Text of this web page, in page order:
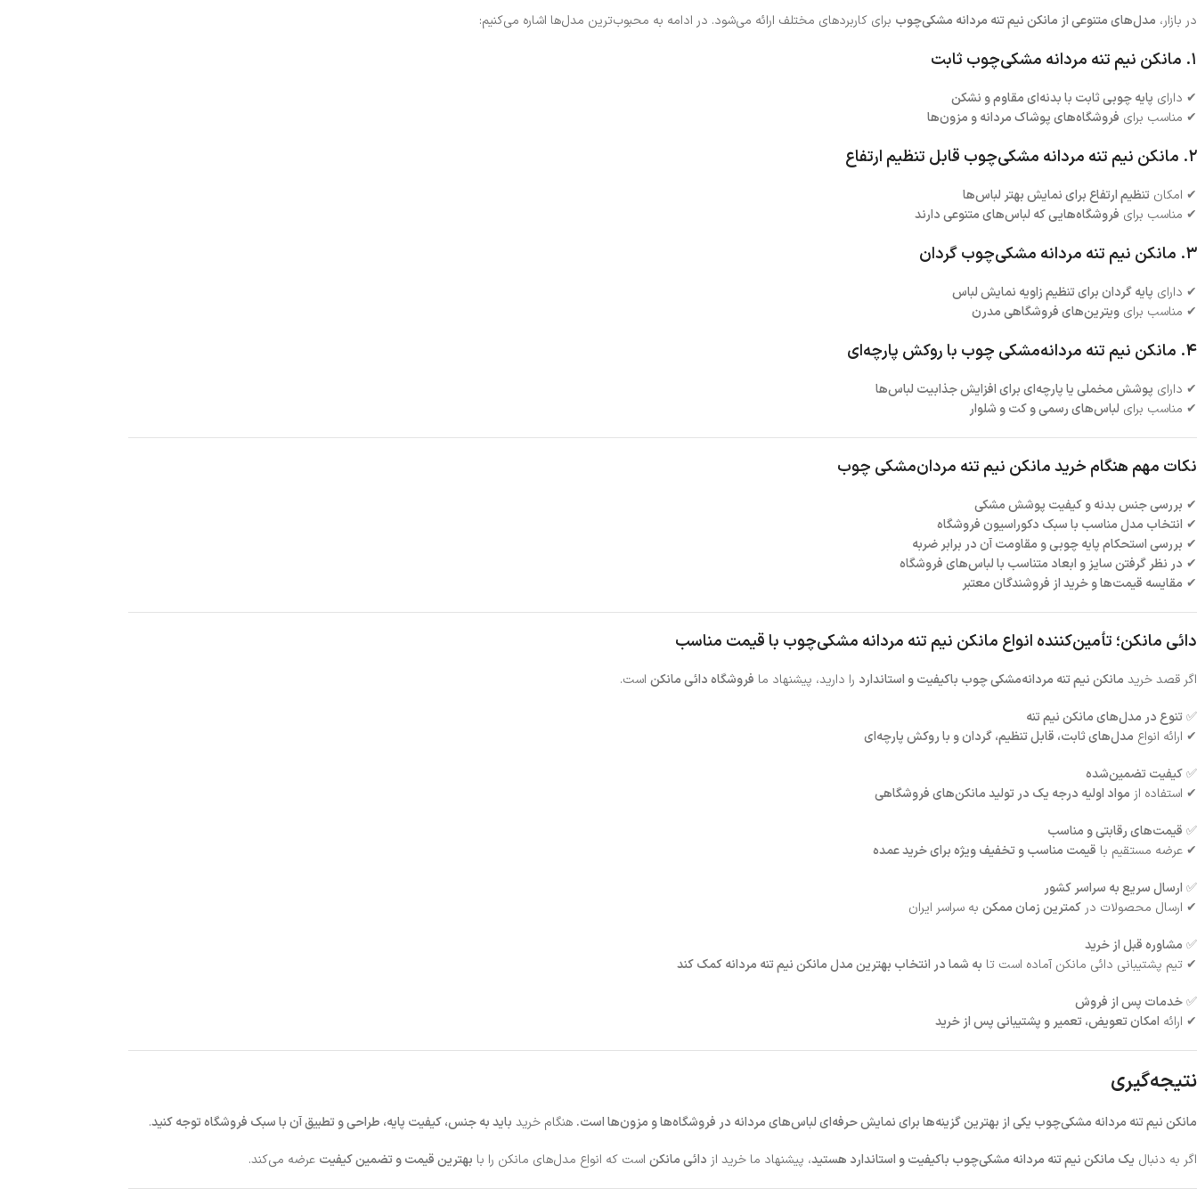
در بازار، مدل‌های متنوعی از مانکن نیم تنه مردانه مشکی‌چوب برای کاربردهای مختلف ارائه می‌شود. در ادامه به محبوب‌ترین مدل‌ها اشاره می‌کنیم:
۱. مانکن نیم تنه مردانه مشکی‌چوب ثابت
✔ دارای پایه چوبی ثابت با بدنه‌ای مقاوم و نشکن
✔ مناسب برای فروشگاه‌های پوشاک مردانه و مزون‌ها
۲. مانکن نیم تنه مردانه مشکی‌چوب قابل تنظیم ارتفاع
✔ امکان تنظیم ارتفاع برای نمایش بهتر لباس‌ها
✔ مناسب برای فروشگاه‌هایی که لباس‌های متنوعی دارند
۳. مانکن نیم تنه مردانه مشکی‌چوب گردان
✔ دارای پایه گردان برای تنظیم زاویه نمایش لباس
✔ مناسب برای ویترین‌های فروشگاهی مدرن
۴. مانکن نیم تنه مردانه‌مشکی چوب با روکش پارچه‌ای
✔ دارای پوشش مخملی یا پارچه‌ای برای افزایش جذابیت لباس‌ها
✔ مناسب برای لباس‌های رسمی و کت و شلوار
نکات مهم هنگام خرید مانکن نیم تنه مردان‌مشکی چوب
✔ بررسی جنس بدنه و کیفیت پوشش مشکی
✔ انتخاب مدل مناسب با سبک دکوراسیون فروشگاه
✔ بررسی استحکام پایه چوبی و مقاومت آن در برابر ضربه
✔ در نظر گرفتن سایز و ابعاد متناسب با لباس‌های فروشگاه
✔ مقایسه قیمت‌ها و خرید از فروشندگان معتبر
دائی مانکن؛ تأمین‌کننده انواع مانکن نیم تنه مردانه مشکی‌چوب با قیمت مناسب
اگر قصد خرید مانکن نیم تنه مردانه‌مشکی چوب باکیفیت و استاندارد را دارید، پیشنهاد ما فروشگاه دائی مانکن است.
✅ تنوع در مدل‌های مانکن نیم تنه
✔ ارائه انواع مدل‌های ثابت، قابل تنظیم، گردان و با روکش پارچه‌ای
✅کیفیت تضمین‌شده
✔ استفاده از مواد اولیه درجه یک در تولید مانکن‌های فروشگاهی
✅ قیمت‌های رقابتی و مناسب
✔ عرضه مستقیم با قیمت مناسب و تخفیف ویژه برای خرید عمده
✅ ارسال سریع به سراسر کشور
✔ ارسال محصولات در کمترین زمان ممکن به سراسر ایران
✅ مشاوره قبل از خرید
✔ تیم پشتیبانی دائی مانکن آماده است تا به شما در انتخاب بهترین مدل مانکن نیم تنه مردانه کمک کند
✅خدمات پس از فروش
✔ ارائه امکان تعویض، تعمیر و پشتیبانی پس از خرید
نتیجه‌گیری
مانکن نیم تنه مردانه مشکی‌چوب یکی از بهترین گزینه‌ها برای نمایش حرفه‌ای لباس‌های مردانه در فروشگاه‌ها و مزون‌ها است. هنگام خرید باید به جنس، کیفیت پایه، طراحی و تطبیق آن با سبک فروشگاه توجه کنید.
اگر به دنبال یک مانکن نیم تنه مردانه مشکی‌چوب باکیفیت و استاندارد هستید، پیشنهاد ما خرید از دائی مانکن است که انواع مدل‌های مانکن را با بهترین قیمت و تضمین کیفیت عرضه می‌کند.